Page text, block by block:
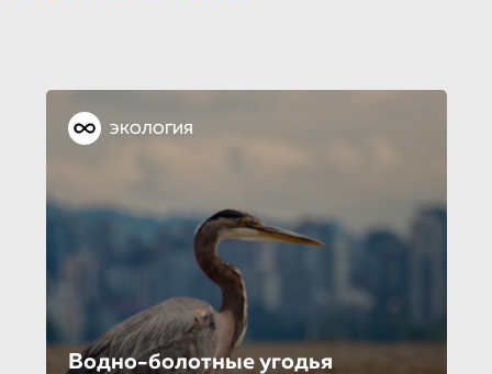
ЭКОЛОГИЯ
Водно-болотные угодья